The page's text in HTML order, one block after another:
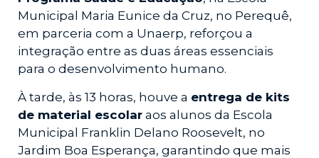
Municipal Maria Eunice da Cruz, no Perequê,
em parceria com a Unaerp, reforçou a
integração entre as duas áreas essenciais
para o desenvolvimento humano.
À tarde, às 13 horas, houve a entrega de kits
de material escolar aos alunos da Escola
Municipal Franklin Delano Roosevelt, no
Jardim Boa Esperança, garantindo que mais